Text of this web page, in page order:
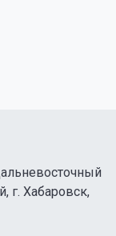
г. Хабаровск,